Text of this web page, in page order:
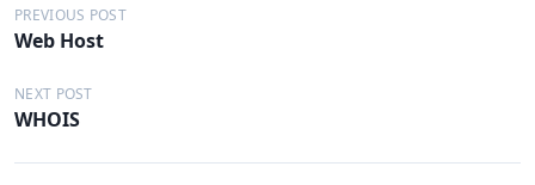
Đ
i
ề
u
h
PREVIOUS POST
Web Host
NEXT POST
WHOIS